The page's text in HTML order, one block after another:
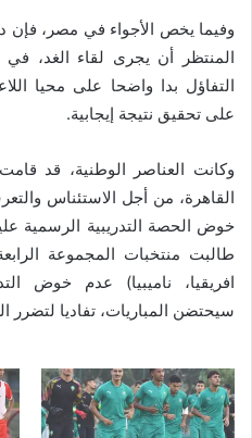
المنتظر أن يجرى لقاء الغد،
التفاؤل بدا واضحا على محيا
على تحقيق نتيجة إيجابية.
وكانت العناصر الوطنية، قد
القاهرة، من أجل الاستئناس
خوض الحصة التدريبية الرسمية
طالبت منتخبات المجموعة
افريقيا، ناميبيا) عدم خوض
سيحتضن المباريات، تفاديا لتضرر